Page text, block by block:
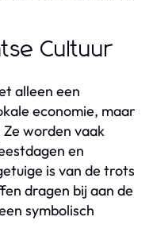
Cultuur
alleen een
economie, maar
worden vaak
en
is van de trots
dragen bij aan de
symbolisch